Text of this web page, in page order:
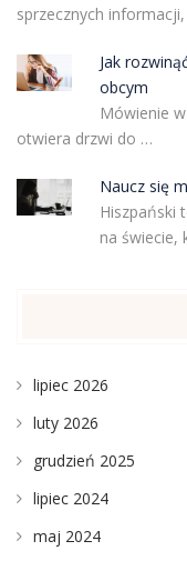
sprzecznych
Jak
obcym
Mówienie
otwiera drzwi do …
Naucz się
Hiszpański
na
lipiec 2026
luty 2026
grudzień 2025
lipiec 2024
maj 2024